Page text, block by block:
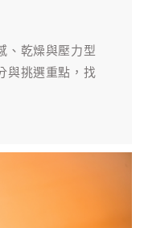
、乾燥與壓力型
與挑選重點，找